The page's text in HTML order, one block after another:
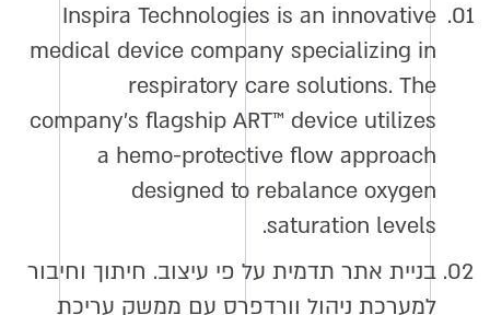
01.
Inspira Technologies is an innovative
medical device company specializing in
respiratory care solutions. The
company’s flagship ART™ device utilizes
a hemo-protective flow approach
designed to rebalance oxygen
saturation levels.
02. בניית אתר תדמית על פי עיצוב. חיתוך וחיבור
למערכת ניהול וורדפרס עם ממשק עריכת